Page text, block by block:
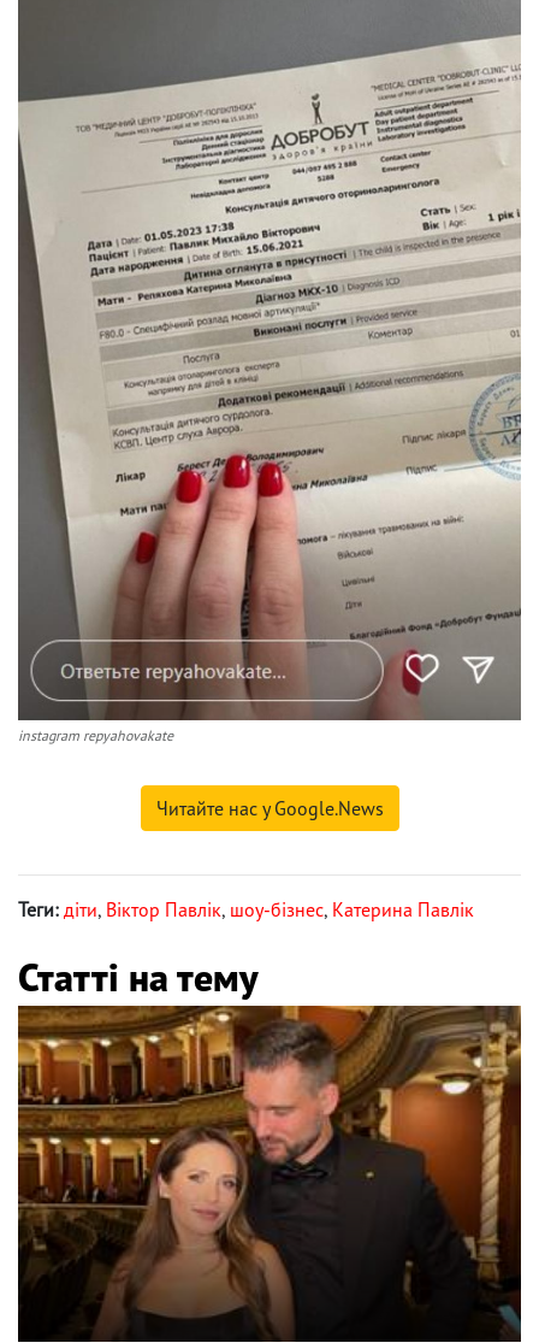
instagram repyahovakate
Читайте нас у Google.News
Теги: діти, Віктор Павлік, шоу-бізнес, Катерина Павлік
Статті на тему